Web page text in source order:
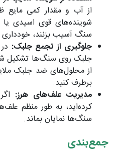
از آب و مقدار کمی مایع
شوینده‌های قوی اسیدی
سنگ آسیب بزنند، خودداری
جلوگیری از تجمع جلبک:
جلبک روی سنگ‌ها تشکیل
از محلول‌های ضد جلبک
برطرف کنید.
مدیریت علف‌های هرز:
کرده‌اید، به طور منظم
سنگ‌ها نمایان بماند.
جمع‌بندی